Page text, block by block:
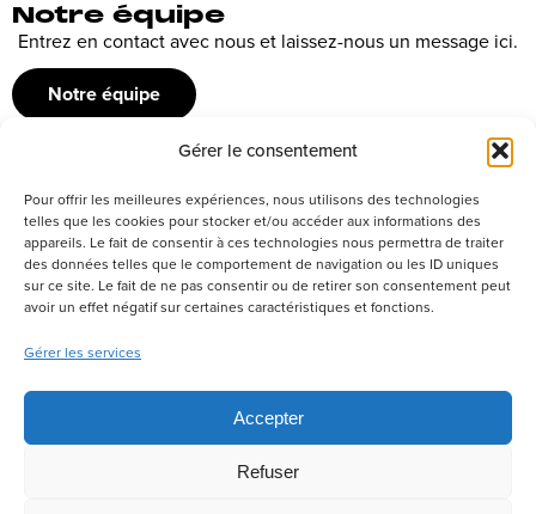
Gérer le consentement
Pour offrir les meilleures expériences, nous utilisons des technologies
telles que les cookies pour stocker et/ou accéder aux informations des
appareils. Le fait de consentir à ces technologies nous permettra de traiter
des données telles que le comportement de navigation ou les ID uniques
sur ce site. Le fait de ne pas consentir ou de retirer son consentement peut
avoir un effet négatif sur certaines caractéristiques et fonctions.
Gérer les services
Accepter
Refuser
Notre équipe
Entrez en contact avec nous et laissez-nous un message ici.
Notre équipe
Recrutement
Découvrez nos offres d’emploi ou envoyez votre candidature
spontanée
Postuler